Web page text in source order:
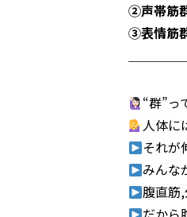
②声帯筋
③表情筋
“群”っ
人体に
それが
みんな
腹直筋